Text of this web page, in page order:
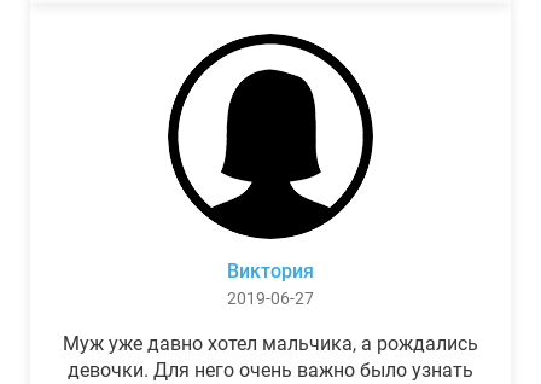
Виктория
2019-06-27
Муж уже давно хотел мальчика, а рождались
девочки. Для него очень важно было узнать